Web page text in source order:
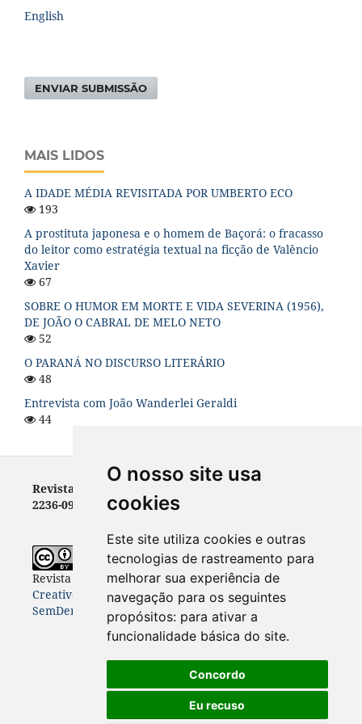
O nosso site usa
cookies
Este site utiliza cookies e outras
tecnologias de rastreamento para
melhorar sua experiência de
navegação para os seguintes
propósitos: para ativar a
funcionalidade básica do site.
Concordo
Eu recuso
English
ENVIAR SUBMISSÃO
MAIS LIDOS
A IDADE MÉDIA REVISITADA POR UMBERTO ECO
193
A prostituta japonesa e o homem de Baçorá: o fracasso
do leitor como estratégia textual na ficção de Valêncio
Xavier
67
SOBRE O HUMOR EM MORTE E VIDA SEVERINA (1956),
DE JOÃO O CABRAL DE MELO NETO
52
O PARANÁ NO DISCURSO LITERÁRIO
48
Entrevista com João Wanderlei Geraldi
44
Revista Letras - ISSN 0100-0888 (versão impressa) e
2236-0999 (versão eletrônica)
Revista Letrasestá licenciada com uma Licença
Creative Commons Atribuição-NãoComercial-
SemDerivações 4.0 Internacional .